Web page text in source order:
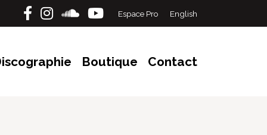
Espace Pro English
Boutique Contact